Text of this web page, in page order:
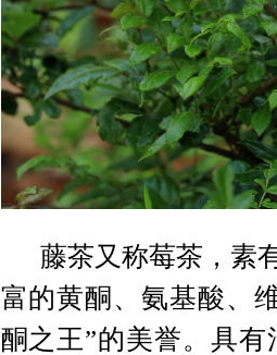
藤茶又称莓茶，素
富的黄酮、氨基酸、
酮之王”的美誉。具